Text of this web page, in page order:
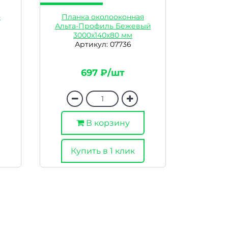
Планка околооконная
Альта-Профиль Бежевый
3000х140х80 мм
Артикул: 07736
697 ₽/шт
В корзину
Купить в 1 клик